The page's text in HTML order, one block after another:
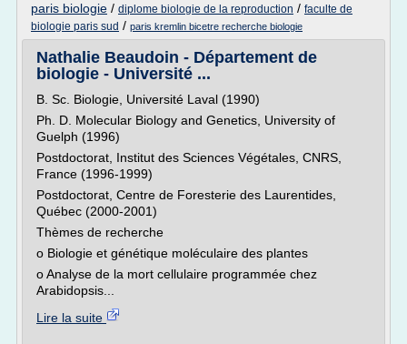
paris biologie / diplome biologie de la reproduction / faculte de
biologie paris sud / paris kremlin bicetre recherche biologie
Nathalie Beaudoin - Département de
biologie - Université ...
B. Sc. Biologie, Université Laval (1990)
Ph. D. Molecular Biology and Genetics, University of
Guelph (1996)
Postdoctorat, Institut des Sciences Végétales, CNRS,
France (1996-1999)
Postdoctorat, Centre de Foresterie des Laurentides,
Québec (2000-2001)
Thèmes de recherche
o Biologie et génétique moléculaire des plantes
o Analyse de la mort cellulaire programmée chez
Arabidopsis...
Lire la suite